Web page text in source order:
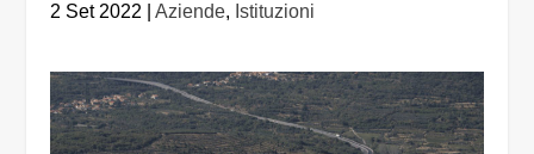
2 Set 2022 |Aziende, Istituzioni